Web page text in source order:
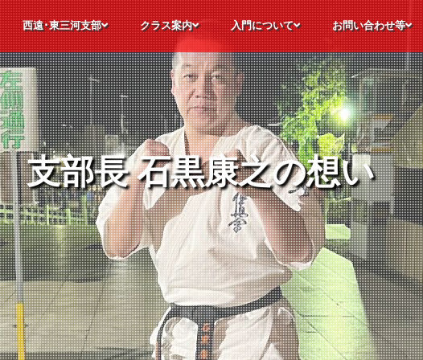
西遠･東三河支部
極真空手について
静岡県西遠･愛知県東三河支部の各道場
支部長メッセージ 支部長 石黒康之の想い
道場理念
指導員紹介
道場生の声
昇段レポート
極真会館 静岡西遠・愛知東三河支部
クラス案内
幼年・少年・少女部
合同部
師範稽古部
パーソナル稽古
オンライン稽古
特別競技クラス
フリートレーニングクラス
道場カレンダー
入門について
見学・体験入門
入門までの流れ
諸費用について
入門後のステップ
お問い合わせ等
よくいただくご質問
見学・体験申込
入門申込
お問合せ
支部長 石黒康之の想い